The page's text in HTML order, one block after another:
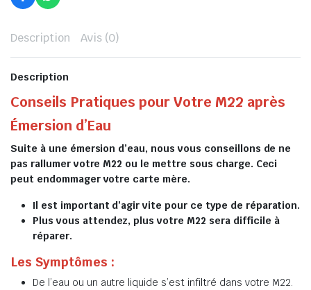
Description Avis (0)
Description
Conseils Pratiques pour Votre M22 après
Émersion d’Eau
Suite à une émersion d’eau, nous vous conseillons de ne
pas rallumer votre M22 ou le mettre sous charge. Ceci
peut endommager votre carte mère.
Il est important d’agir vite pour ce type de réparation.
Plus vous attendez, plus votre M22 sera difficile à
réparer.
Les Symptômes :
De l’eau ou un autre liquide s’est infiltré dans votre M22.